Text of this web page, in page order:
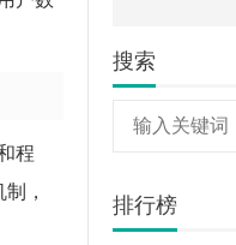
程
，
搜索
排行榜